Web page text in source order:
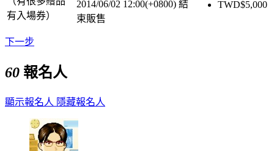
有入場券）
2014/06/02 12:00(+0800) 結
束販售
TWD$5,000
下一步
60 報名人
顯示報名人 隱藏報名人